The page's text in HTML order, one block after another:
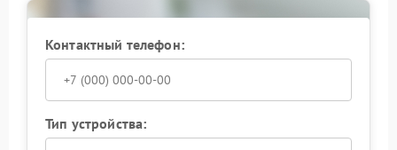
Контактный телефон:
Тип устройства: